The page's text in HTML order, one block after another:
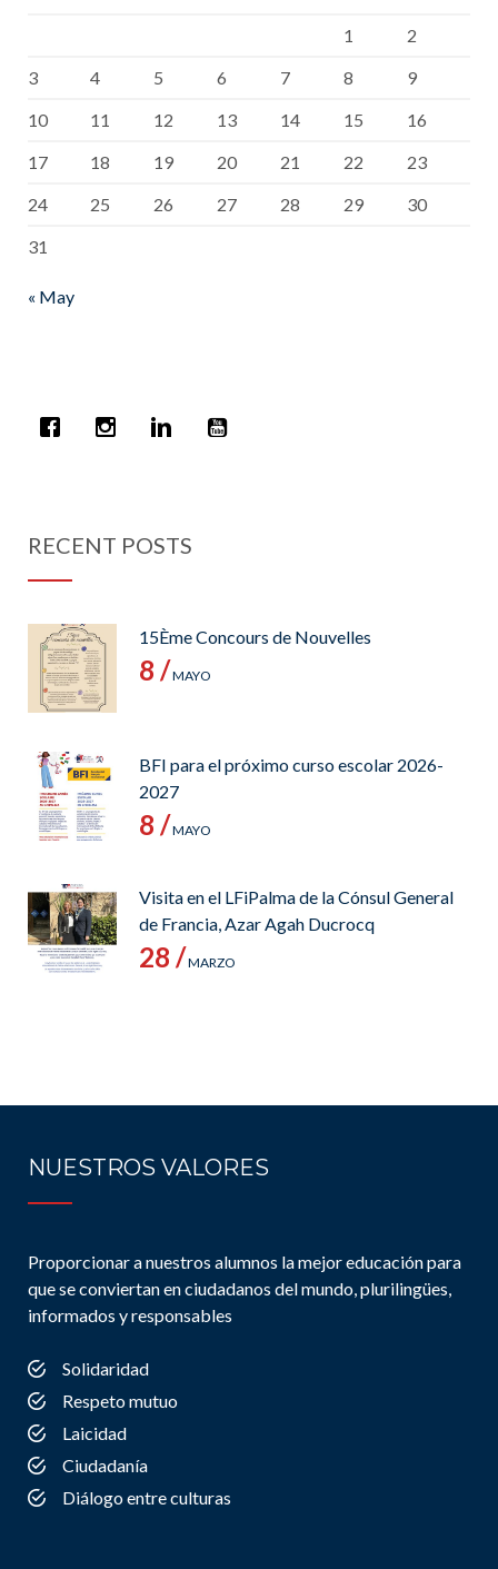
1
2
3
4 5 6 7 8
9
10
11 12 13 14 15
16
17
18 19 20 21 22
23
24
25 26 27 28 29
30
31
« May
RECENT POSTS
15Ème Concours de Nouvelles
8 /MAYO
BFI para el próximo curso escolar 2026-
2027
8 /MAYO
Visita en el LFiPalma de la Cónsul General
de Francia, Azar Agah Ducrocq
28 /MARZO
NUESTROS VALORES
Proporcionar a nuestros alumnos la mejor educación para
que se conviertan en ciudadanos del mundo, plurilingües,
informados y responsables
Solidaridad
Respeto mutuo
Laicidad
Ciudadanía
Diálogo entre culturas